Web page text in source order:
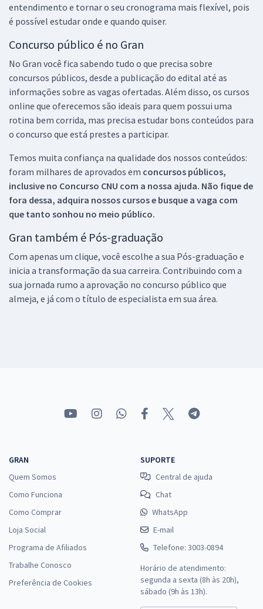
entendimento e tornar o seu cronograma mais flexível, pois
é possível estudar onde e quando quiser.
Concurso público é no Gran
No Gran você fica sabendo tudo o que precisa sobre
concursos públicos, desde a publicação do edital até as
informações sobre as vagas ofertadas. Além disso, os cursos
online que oferecemos são ideais para quem possui uma
rotina bem corrida, mas precisa estudar bons conteúdos para
o concurso que está prestes a participar.
Temos muita confiança na qualidade dos nossos conteúdos:
foram milhares de aprovados em concursos públicos,
inclusive no Concurso CNU com a nossa ajuda. Não fique de
fora dessa, adquira nossos cursos e busque a vaga com
que tanto sonhou no meio público.
Gran também é Pós-graduação
Com apenas um clique, você escolhe a sua Pós-graduação e
inicia a transformação da sua carreira. Contribuindo com a
sua jornada rumo a aprovação no concurso público que
almeja, e já com o título de especialista em sua área.
GRAN
Quem Somos
Como Funciona
Como Comprar
Loja Social
Programa de Afiliados
Trabalhe Conosco
Preferência de Cookies
SUPORTE
Central de ajuda
Chat
WhatsApp
E-mail
Telefone: 3003-0894
Horário de atendimento:
segunda a sexta (8h às 20h),
sábado (9h às 13h).